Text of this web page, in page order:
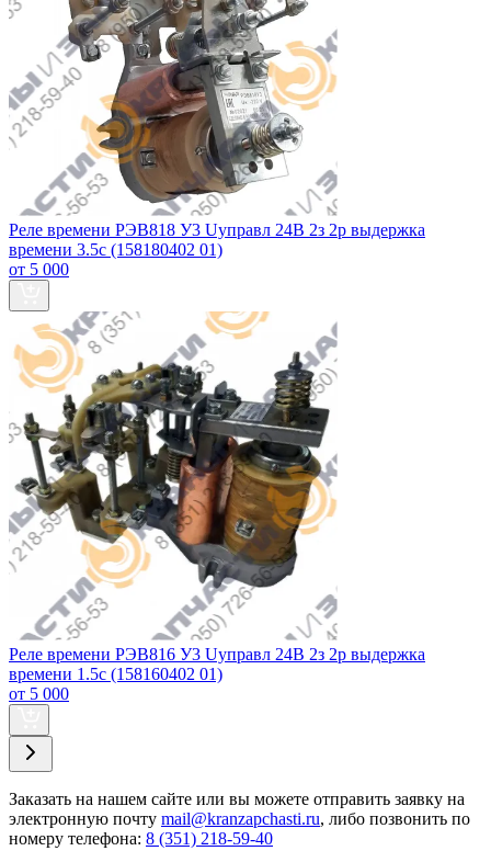
Реле времени РЭВ818 У3 Uуправл 24В 2з 2р выдержка
времени 3.5с (158180402 01)
от 5 000
Реле времени РЭВ816 У3 Uуправл 24В 2з 2р выдержка
времени 1.5с (158160402 01)
от 5 000
Заказать на нашем сайте или вы можете отправить заявку на
электронную почту mail@kranzapchasti.ru, либо позвонить по
номеру телефона: 8 (351) 218-59-40